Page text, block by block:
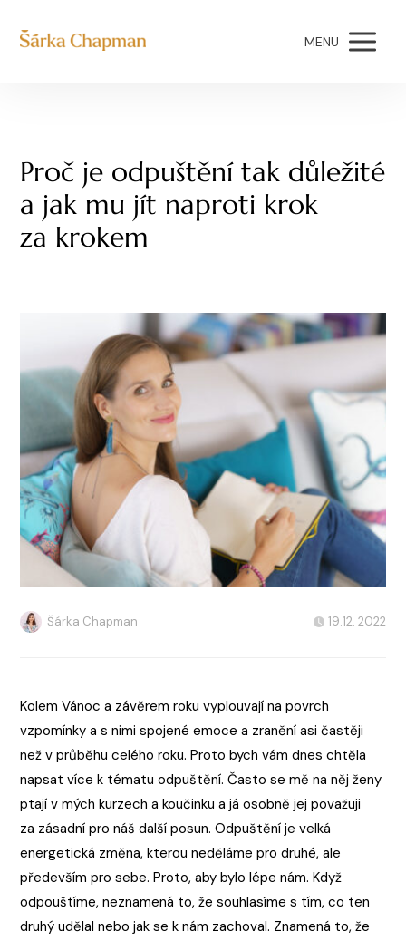
MENU
Proč je odpuštění tak důležité
a jak mu jít naproti krok
za krokem
Šárka Chapman 19.12. 2022
Kolem Vánoc a závěrem roku vyplouvají na povrch
vzpomínky a s nimi spojené emoce a zranění asi častěji
než v průběhu celého roku. Proto bych vám dnes chtěla
napsat více k tématu odpuštění. Často se mě na něj ženy
ptají v mých kurzech a koučinku a já osobně jej považuji
za zásadní pro náš další posun. Odpuštění je velká
energetická změna, kterou neděláme pro druhé, ale
především pro sebe. Proto, aby bylo lépe nám. Když
odpouštíme, neznamená to, že souhlasíme s tím, co ten
druhý udělal nebo jak se k nám zachoval. Znamená to, že